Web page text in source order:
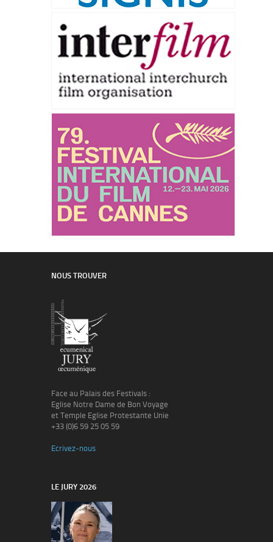
NOUS TROUVER
Face au Palais des Festivals :
Eglise Notre Dame de Bon Voyage
et Temple Eglise Protestante Unie
+33 (0)6 59 25 05 59
Ecrivez-nous
LE JURY 2026